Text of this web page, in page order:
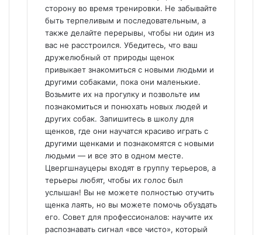
сторону во время тренировки. Не забывайте
быть терпеливым и последовательным, а
также делайте перерывы, чтобы ни один из
вас не расстроился. Убедитесь, что ваш
дружелюбный от природы щенок
привыкает знакомиться с новыми людьми и
другими собаками, пока они маленькие.
Возьмите их на прогулку и позвольте им
познакомиться и понюхать новых людей и
других собак. Запишитесь в школу для
щенков, где они научатся красиво играть с
другими щенками и познакомятся с новыми
людьми — и все это в одном месте.
Цвергшнауцеры входят в группу терьеров, а
терьеры любят, чтобы их голос был
услышан! Вы не можете полностью отучить
щенка лаять, но вы можете помочь обуздать
его. Совет для профессионалов: научите их
распознавать сигнал «все чисто», который